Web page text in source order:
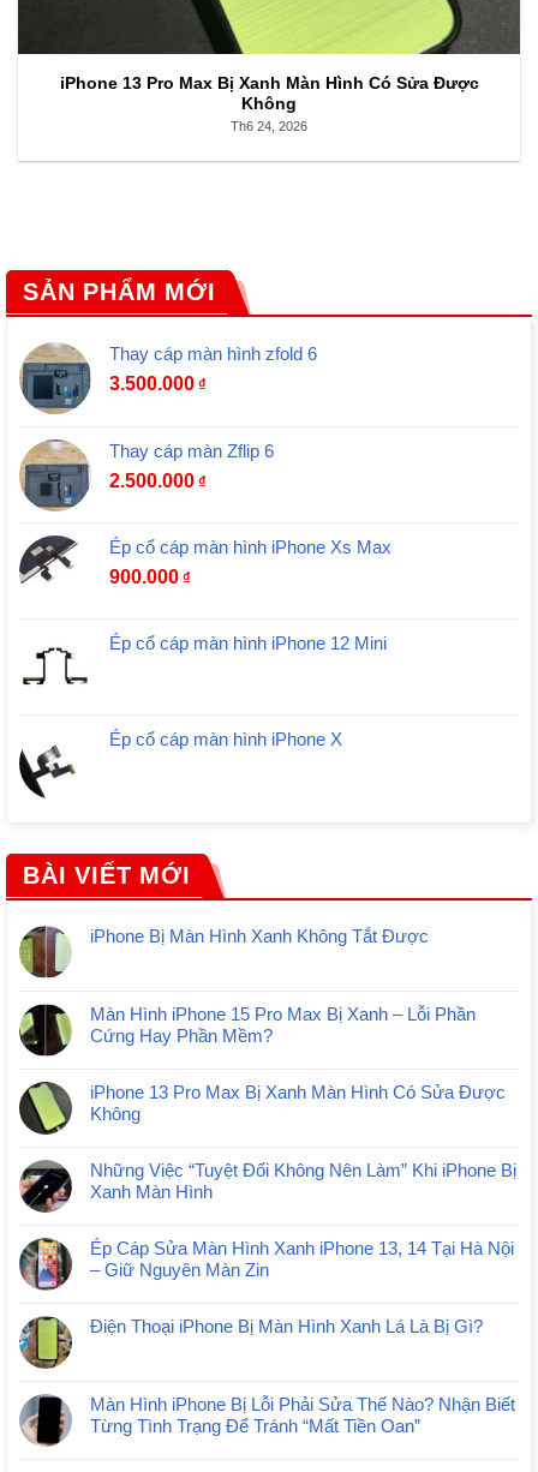
iPhone 13 Pro Max Bị Xanh Màn Hình Có Sửa Được
Không
Th6 24, 2026
SẢN PHẨM MỚI
Thay cáp màn hình zfold 6
3.500.000 ₫
Thay cáp màn Zflip 6
2.500.000 ₫
Ép cổ cáp màn hình iPhone Xs Max
900.000 ₫
Ép cổ cáp màn hình iPhone 12 Mini
Ép cổ cáp màn hình iPhone X
BÀI VIẾT MỚI
iPhone Bị Màn Hình Xanh Không Tắt Được
Màn Hình iPhone 15 Pro Max Bị Xanh – Lỗi Phần
Cứng Hay Phần Mềm?
iPhone 13 Pro Max Bị Xanh Màn Hình Có Sửa Được
Không
Những Việc “Tuyệt Đối Không Nên Làm” Khi iPhone Bị
Xanh Màn Hình
Ép Cáp Sửa Màn Hình Xanh iPhone 13, 14 Tại Hà Nội
– Giữ Nguyên Màn Zin
Điện Thoại iPhone Bị Màn Hình Xanh Lá Là Bị Gì?
Màn Hình iPhone Bị Lỗi Phải Sửa Thế Nào? Nhận Biết
Từng Tình Trạng Để Tránh “Mất Tiền Oan”